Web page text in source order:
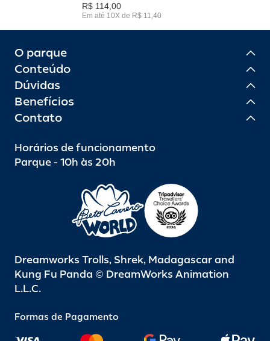
R$ 114,00
Em até 10X de R$ 11,40
O parque
Conteúdo
Dúvidas
Benefícios
Contato
Horários de funcionamento
Parque - 10h às 20h
Dreamworks Trolls, Shrek, Madagascar and
Kung Fu Panda © DreamWorks Animation
L.L.C.
Formas de Pagamento